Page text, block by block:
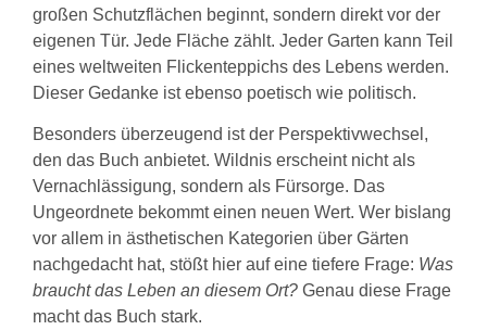
großen Schutzflächen beginnt, sondern direkt vor der
eigenen Tür. Jede Fläche zählt. Jeder Garten kann Teil
eines weltweiten Flickenteppichs des Lebens werden.
Dieser Gedanke ist ebenso poetisch wie politisch.
Besonders überzeugend ist der Perspektivwechsel,
den das Buch anbietet. Wildnis erscheint nicht als
Vernachlässigung, sondern als Fürsorge. Das
Ungeordnete bekommt einen neuen Wert. Wer bislang
vor allem in ästhetischen Kategorien über Gärten
nachgedacht hat, stößt hier auf eine tiefere Frage: Was
braucht das Leben an diesem Ort? Genau diese Frage
macht das Buch stark.